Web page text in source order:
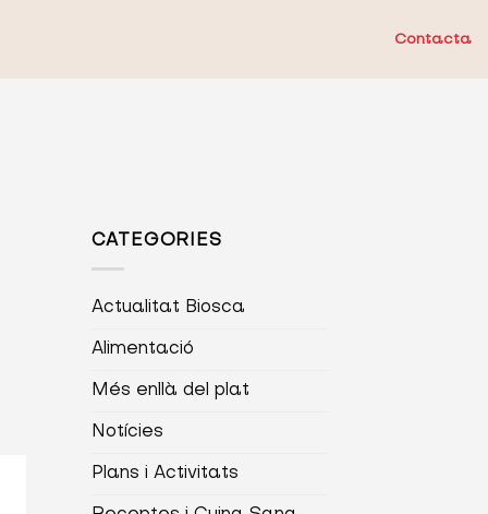
Contacta
CATEGORIES
Actualitat Biosca
Alimentació
Més enllà del plat
Notícies
Plans i Activitats